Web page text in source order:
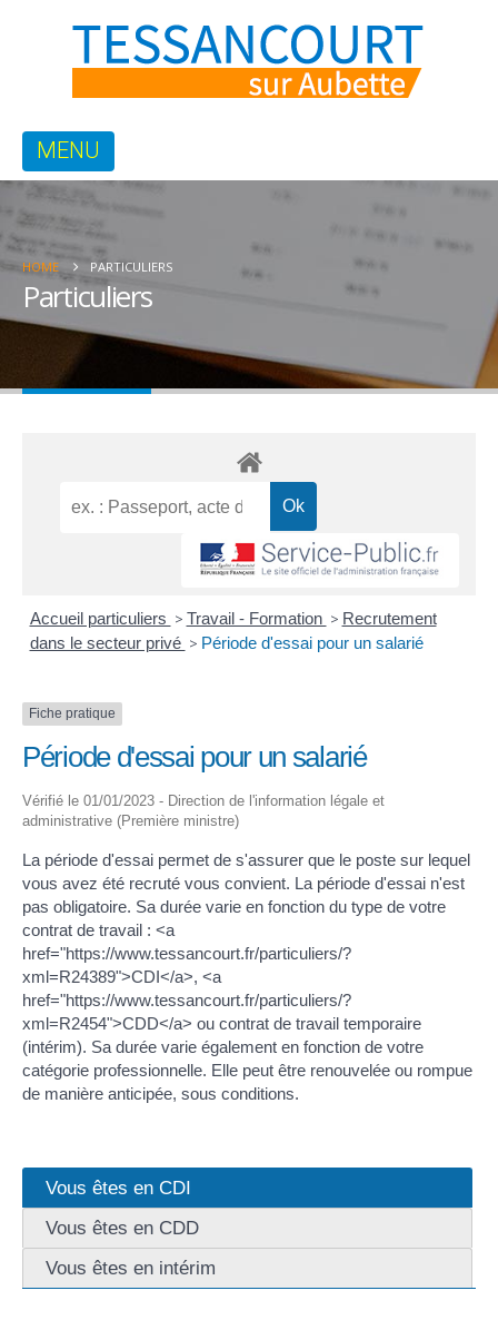
HOME PARTICULIERS
Particuliers
Accueil particuliers > Travail - Formation > Recrutement
dans le secteur privé > Période d'essai pour un salarié
Fiche pratique
Période d'essai pour un salarié
Vérifié le 01/01/2023 - Direction de l'information légale et
administrative (Première ministre)
La période d'essai permet de s'assurer que le poste sur lequel
vous avez été recruté vous convient. La période d'essai n'est
pas obligatoire. Sa durée varie en fonction du type de votre
contrat de travail : <a
href="https://www.tessancourt.fr/particuliers/?
xml=R24389">CDI</a>, <a
href="https://www.tessancourt.fr/particuliers/?
xml=R2454">CDD</a> ou contrat de travail temporaire
(intérim). Sa durée varie également en fonction de votre
catégorie professionnelle. Elle peut être renouvelée ou rompue
de manière anticipée, sous conditions.
Vous êtes en CDI
Vous êtes en CDD
Vous êtes en intérim